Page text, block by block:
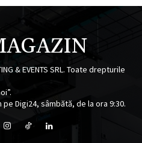
& EVENTS SRL. Toate drepturile
Digi24, sâmbătă, de la ora 9:30.